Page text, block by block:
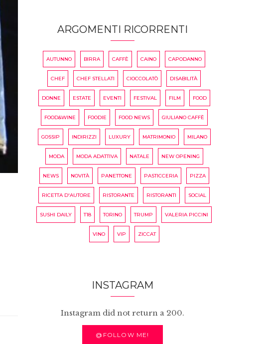
ARGOMENTI RICORRENTI
AUTUNNO BIRRA CAFFÈ CAINO CAPODANNO
CHEF CHEF STELLATI CIOCCOLATÒ DISABILITÀ
DONNE ESTATE EVENTI FESTIVAL FILM FOOD
FOOD&WINE FOODIE FOOD NEWS GIULIANO CAFFÈ
GOSSIP INDIRIZZI LUXURY MATRIMONIO MILANO
MODA MODA ADATTIVA NATALE NEW OPENING
NEWS NOVITÀ PANETTONE PASTICCERIA PIZZA
RICETTA D'AUTORE RISTORANTE RISTORANTI SOCIAL
SUSHI DAILY T18 TORINO TRUMP VALERIA PICCINI
VINO VIP ZICCAT
INSTAGRAM
Instagram did not return a 200.
@FOLLOW ME!